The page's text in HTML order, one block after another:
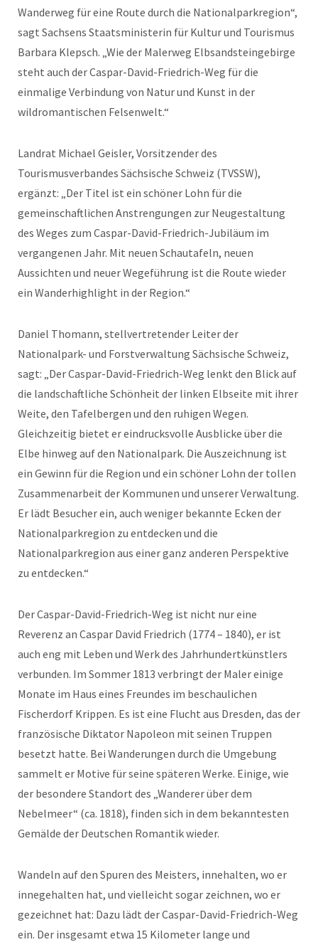
Wanderweg für eine Route durch die Nationalparkregion“,
sagt Sachsens Staatsministerin für Kultur und Tourismus
Barbara Klepsch. „Wie der Malerweg Elbsandsteingebirge
steht auch der Caspar-David-Friedrich-Weg für die
einmalige Verbindung von Natur und Kunst in der
wildromantischen Felsenwelt.“
Landrat Michael Geisler, Vorsitzender des
Tourismusverbandes Sächsische Schweiz (TVSSW),
ergänzt: „Der Titel ist ein schöner Lohn für die
gemeinschaftlichen Anstrengungen zur Neugestaltung
des Weges zum Caspar-David-Friedrich-Jubiläum im
vergangenen Jahr. Mit neuen Schautafeln, neuen
Aussichten und neuer Wegeführung ist die Route wieder
ein Wanderhighlight in der Region.“
Daniel Thomann, stellvertretender Leiter der
Nationalpark- und Forstverwaltung Sächsische Schweiz,
sagt: „Der Caspar-David-Friedrich-Weg lenkt den Blick auf
die landschaftliche Schönheit der linken Elbseite mit ihrer
Weite, den Tafelbergen und den ruhigen Wegen.
Gleichzeitig bietet er eindrucksvolle Ausblicke über die
Elbe hinweg auf den Nationalpark. Die Auszeichnung ist
ein Gewinn für die Region und ein schöner Lohn der tollen
Zusammenarbeit der Kommunen und unserer Verwaltung.
Er lädt Besucher ein, auch weniger bekannte Ecken der
Nationalparkregion zu entdecken und die
Nationalparkregion aus einer ganz anderen Perspektive
zu entdecken.“
Der Caspar-David-Friedrich-Weg ist nicht nur eine
Reverenz an Caspar David Friedrich (1774 – 1840), er ist
auch eng mit Leben und Werk des Jahrhundertkünstlers
verbunden. Im Sommer 1813 verbringt der Maler einige
Monate im Haus eines Freundes im beschaulichen
Fischerdorf Krippen. Es ist eine Flucht aus Dresden, das der
französische Diktator Napoleon mit seinen Truppen
besetzt hatte. Bei Wanderungen durch die Umgebung
sammelt er Motive für seine späteren Werke. Einige, wie
der besondere Standort des „Wanderer über dem
Nebelmeer“ (ca. 1818), finden sich in dem bekanntesten
Gemälde der Deutschen Romantik wieder.
Wandeln auf den Spuren des Meisters, innehalten, wo er
innegehalten hat, und vielleicht sogar zeichnen, wo er
gezeichnet hat: Dazu lädt der Caspar-David-Friedrich-Weg
ein. Der insgesamt etwa 15 Kilometer lange und